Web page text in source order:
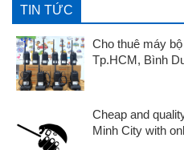
TIN TỨC
Cho thuê máy
Tp.HCM, Bình
Cheap and
Minh City with